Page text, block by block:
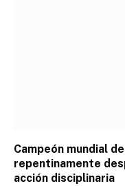
Campeón mundial
repentinamente
acción disciplinaria